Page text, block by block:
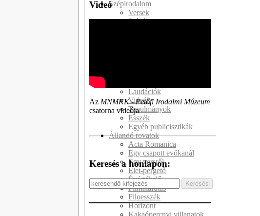
Szépirodalom
Versek
Prózák
Laudációk
Videók
Tanulmányok
Esszék
Egyéb publicisztikák
Állandó rovatok
Acta Romanica
Egy csapott evőkanál
Egy versről
Élet-pergető
Évértékelő
Filmaláfutás
Filoesszék
Horizont
Kakaópercnyi villanatok
Videó
Az MNMKK - Petőfi Irodalmi Múzeum
csatorna videója
Keresés a honlapon: